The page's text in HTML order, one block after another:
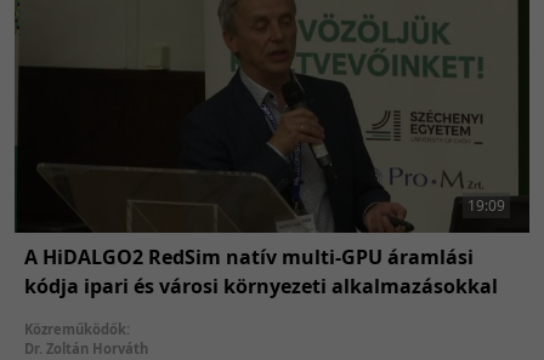
19:09
A HiDALGO2 RedSim natív multi-GPU áramlási
kódja ipari és városi környezeti alkalmazásokkal
Közreműködők:
Dr. Zoltán Horváth